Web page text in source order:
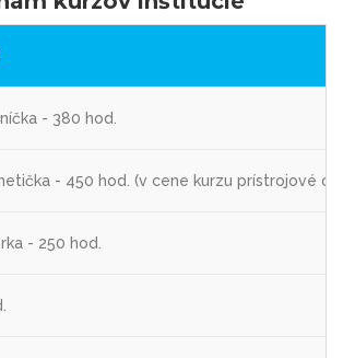
- 380 hod.
- 450 hod. (v cene kurzu prístrojové
- 250 hod.